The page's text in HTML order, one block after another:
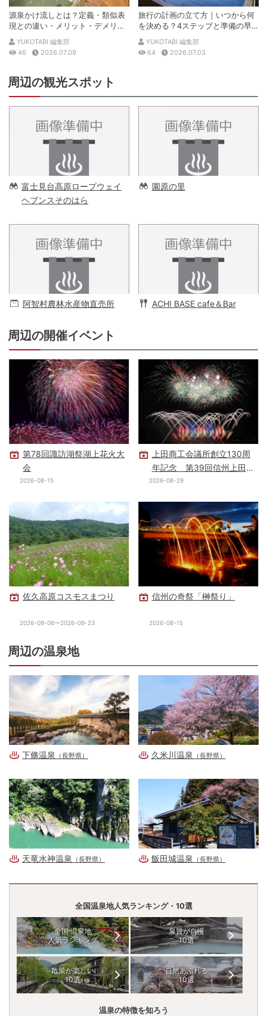
源泉かけ流しとは？定義・類似表
現との違い・メリット・デメリッ
トを解説
YUKOTABI 編集部
46
2026.07.09
旅行の計画の立て方｜いつから何
を決める？4ステップと準備の早
見表
YUKOTABI 編集部
64
2026.07.03
周辺の観光スポット
富士見台高原ロープウェイ
ヘブンスそのはら
園原の里
阿智村農林水産物直売所 ACHI BASE cafe＆Bar
周辺の開催イベント
第78回諏訪湖祭湖上花火大
会
2026-08-15
上田商工会議所創立130周
年記念 第39回信州上田大
花火大会
2026-08-29
佐久高原コスモスまつり
2026-09-06〜2026-09-23
信州の奇祭「榊祭り」
2026-08-15
周辺の温泉地
下條温泉 （長野県） 久米川温泉 （長野県）
天竜水神温泉 （長野県） 飯田城温泉 （長野県）
全国温泉地人気ランキング・10選
全国 温泉地
人気ランキング
泉質が自慢
10選
散策が楽しい
10選
自然あふれる
10選
温泉の特徴を知ろう